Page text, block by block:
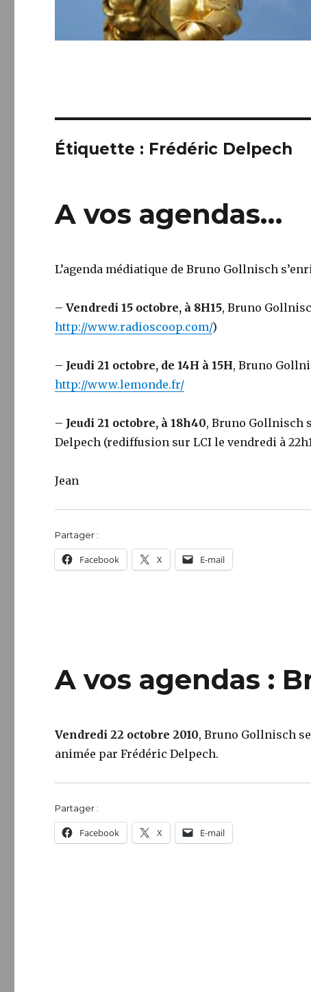
Étiquette : Frédéric Delpech
A vos agendas…
L’agenda médiatique de Bruno Gollnisch
–Vendredi 15 octobre, à 8H15, Bruno
http://www.radioscoop.com/)
– Jeudi 21 octobre, de 14H à 15H, Bruno
http://www.lemonde.fr/
– Jeudi 21 octobre, à 18h40, Bruno Gollnisch
Delpech (rediffusion sur LCI le vendredi à
Jean
Partager :
Facebook X E-mail
A vos agendas :
Vendredi 22 octobre 2010, Bruno Gollnisch
animée par Frédéric Delpech.
Partager :
Facebook X E-mail